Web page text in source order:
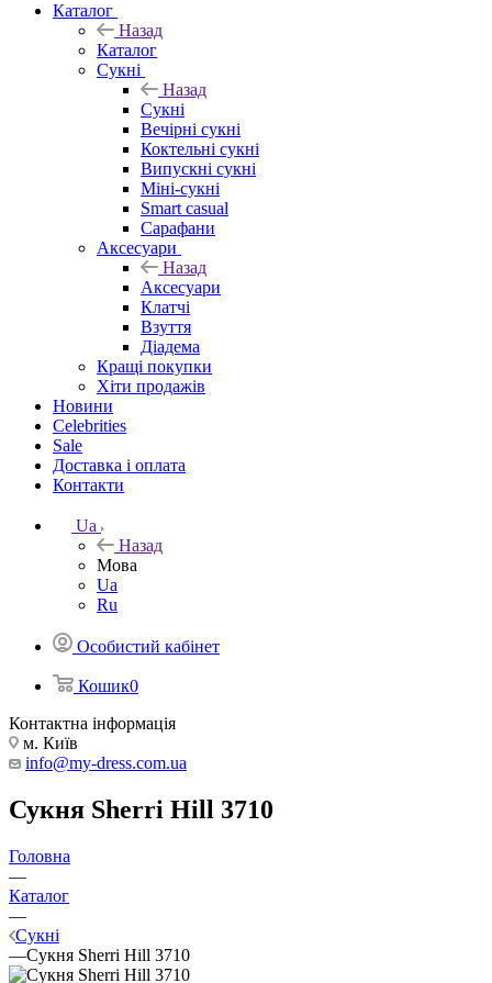
Каталог
Назад
Каталог
Сукні
Назад
Сукні
Вечірні сукні
Коктельні сукні
Випускні сукні
Міні-сукні
Smart casual
Сарафани
Аксесуари
Назад
Аксесуари
Клатчі
Взуття
Діадема
Кращі покупки
Хіти продажів
Новини
Celebrities
Sale
Доставка і оплата
Контакти
Ua
Назад
Мова
Ua
Ru
Особистий кабінет
Кошик0
Контактна інформація
м. Київ
info@my-dress.com.ua
Сукня Sherri Hill 3710
Головна
—
Каталог
—
Сукні
—Сукня Sherri Hill 3710